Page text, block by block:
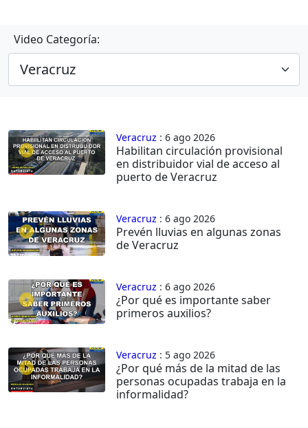
Video Categoría:
Veracruz : 6 ago 2026
Habilitan circulación provisional
en distribuidor vial de acceso al
puerto de Veracruz
Veracruz : 6 ago 2026
Prevén lluvias en algunas zonas
de Veracruz
Veracruz : 6 ago 2026
¿Por qué es importante saber
primeros auxilios?
Veracruz : 5 ago 2026
¿Por qué más de la mitad de las
personas ocupadas trabaja en la
informalidad?